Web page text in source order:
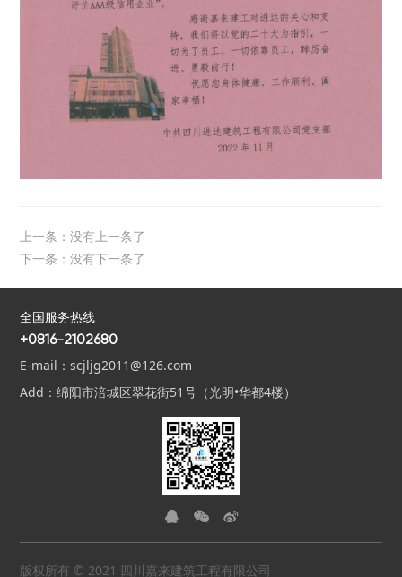
上一条：没有上一条了
下一条：没有下一条了
  
全国服务热线
+0816-2102680
E-mail：scjljg2011@126.com
Add：绵阳市涪城区翠花街51号（光明•华都4楼）
版权所有 © 2021 四川嘉来建筑工程有限公司